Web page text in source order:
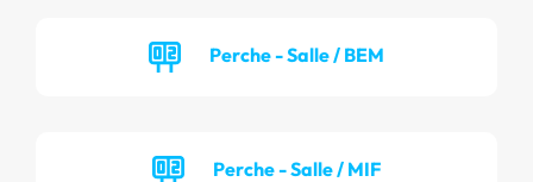
Perche - Salle / BEM
Perche - Salle / MIF